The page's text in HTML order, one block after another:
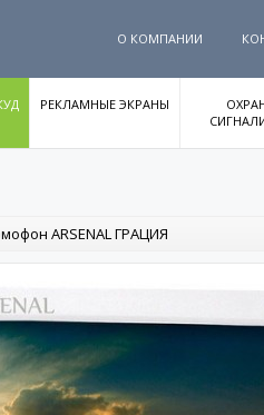
О КОМПАНИИ
РЕКЛАМНЫЕ ЭКРАНЫ
ARSENAL ГРАЦИЯ